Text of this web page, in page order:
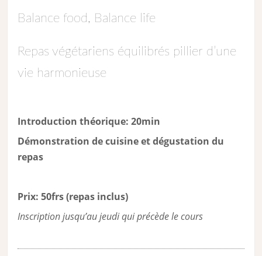
Balance food, Balance life
Repas végétariens équilibrés pillier d’une
vie harmonieuse
Introduction théorique: 20min
Démonstration de cuisine et dégustation du
repas
Prix: 50frs (repas inclus)
Inscription jusqu’au jeudi qui précède le cours